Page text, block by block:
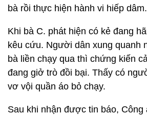
bà rồi thực hiện hành vi hiếp dâm.
Khi bà C. phát hiện có kẻ đang
kêu cứu. Người dân xung quanh
bà liền chạy qua thì chứng kiến
đang giở trò đồi bại. Thấy có
vơ vội quần áo bỏ chạy.
Sau khi nhận được tin báo, Công